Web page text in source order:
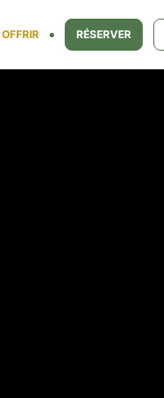
RÉSERVER
OFFRIR